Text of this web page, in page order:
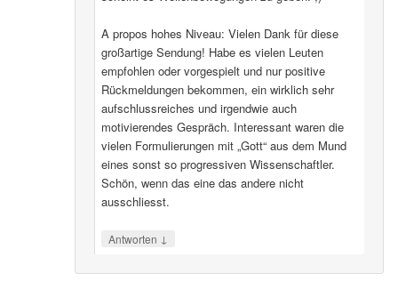
A propos hohes Niveau: Vielen Dank für diese
großartige Sendung! Habe es vielen Leuten
empfohlen oder vorgespielt und nur positive
Rückmeldungen bekommen, ein wirklich sehr
aufschlussreiches und irgendwie auch
motivierendes Gespräch. Interessant waren die
vielen Formulierungen mit „Gott“ aus dem Mund
eines sonst so progressiven Wissenschaftler.
Schön, wenn das eine das andere nicht
ausschliesst.
Antworten ↓